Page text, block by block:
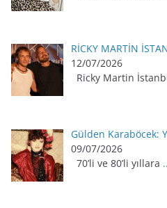
RİCKY MARTİN
12/07/2026
Ricky Martin
Gülden Karaböcek:
09/07/2026
70’li ve 80’li yıllara